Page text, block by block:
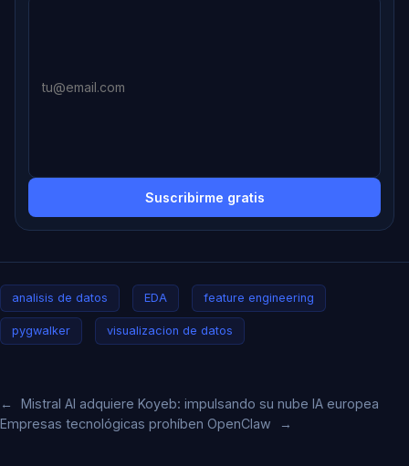
Suscribirme gratis
analisis de datos EDA feature engineering
pygwalker visualizacion de datos
←
Mistral AI adquiere Koyeb: impulsando su nube IA europea
Empresas tecnológicas prohíben OpenClaw
→